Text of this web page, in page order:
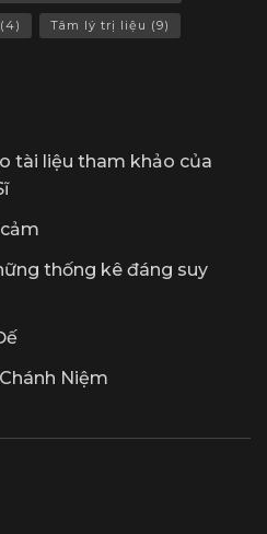
(4) Tâm lý trị liệu (9)
tài liệu tham khảo của
thống kê đáng suy
Niệm